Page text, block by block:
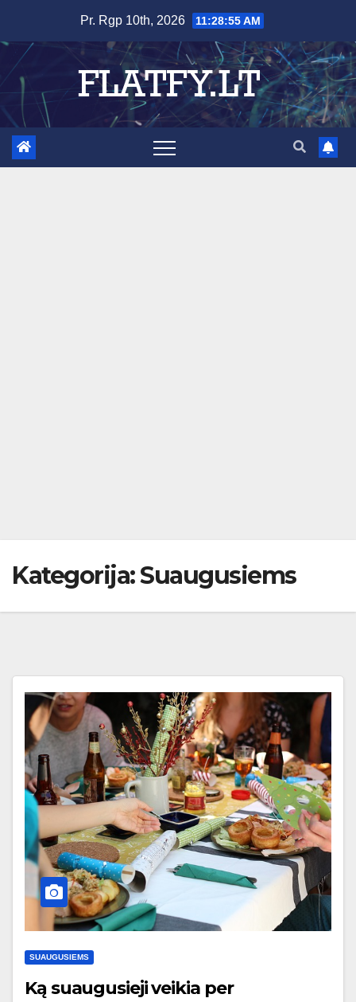
content
Pr. Rgp 10th, 2026 11:28:56 AM
Kategorija:Suaugusiems
SUAUGUSIEMS
Ką suaugusieji veikia per